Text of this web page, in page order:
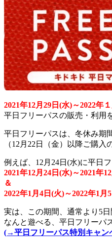
2021年12月29日(水)～2022年
平日フリーパスの販売・利用
平日フリーパスは、冬休み期
（12月22日（金）以降ご購入
例えば、12月24日(水)に平日
2021年12月24日(水)～2021年
＆
2022年1月4日(火)～2022年1月5
実は、この期間、通常より5
なんと遊べる、平日フリーパ
(→平日フリーパス特別キャン